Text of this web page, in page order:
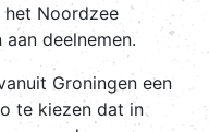
Noordzee
deelnemen.
Groningen een
te kiezen dat in